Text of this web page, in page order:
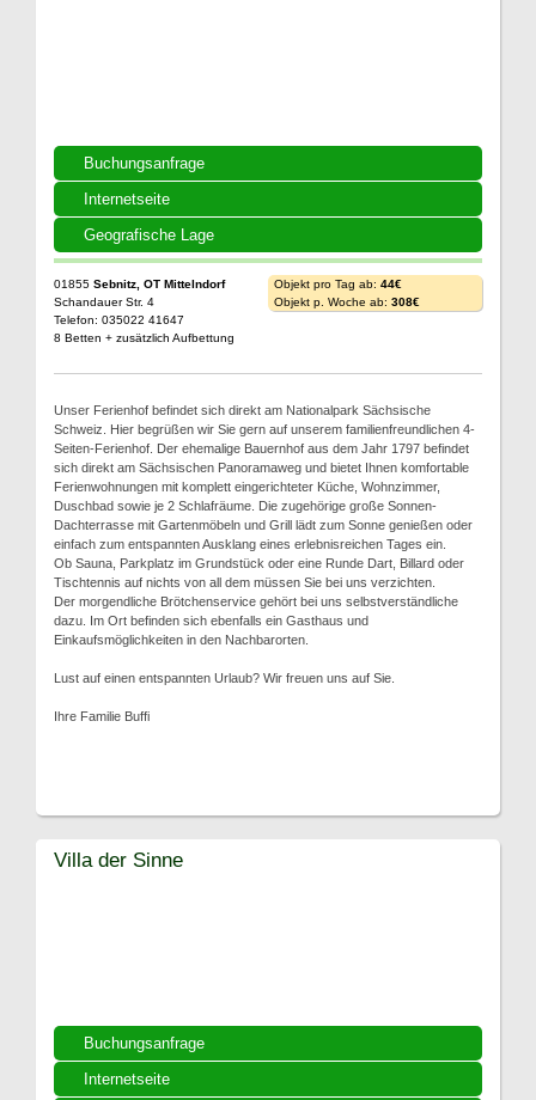
Buchungsanfrage
Internetseite
Geografische Lage
01855 Sebnitz, OT Mittelndorf
Schandauer Str. 4
Telefon: 035022 41647
8 Betten + zusätzlich Aufbettung
Objekt pro Tag ab: 44€
Objekt p. Woche ab: 308€
Unser Ferienhof befindet sich direkt am Nationalpark Sächsische
Schweiz. Hier begrüßen wir Sie gern auf unserem familienfreundlichen 4-
Seiten-Ferienhof. Der ehemalige Bauernhof aus dem Jahr 1797 befindet
sich direkt am Sächsischen Panoramaweg und bietet Ihnen komfortable
Ferienwohnungen mit komplett eingerichteter Küche, Wohnzimmer,
Duschbad sowie je 2 Schlafräume. Die zugehörige große Sonnen-
Dachterrasse mit Gartenmöbeln und Grill lädt zum Sonne genießen oder
einfach zum entspannten Ausklang eines erlebnisreichen Tages ein.
Ob Sauna, Parkplatz im Grundstück oder eine Runde Dart, Billard oder
Tischtennis auf nichts von all dem müssen Sie bei uns verzichten.
Der morgendliche Brötchenservice gehört bei uns selbstverständliche
dazu. Im Ort befinden sich ebenfalls ein Gasthaus und
Einkaufsmöglichkeiten in den Nachbarorten.
Lust auf einen entspannten Urlaub? Wir freuen uns auf Sie.
Ihre Familie Buffi
Buchungsanfrage
Internetseite
Villa der Sinne